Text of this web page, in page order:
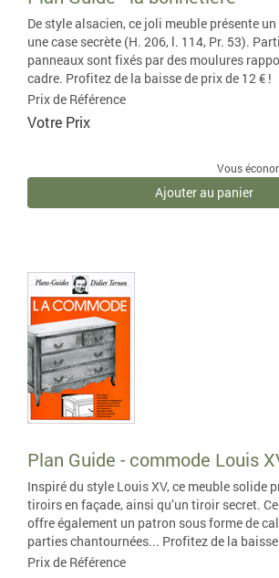
De style alsacien, ce joli meuble présente
une case secrète (H. 206, l. 114, Pr. 53).
panneaux sont fixés par des moulures
cadre. Profitez de la baisse de prix de 12 € !
Prix de Référence
Votre Prix
Vous
Ajouter au panier
Plan Guide - commode Louis
Inspiré du style Louis XV, ce meuble solide
tiroirs en façade, ainsi qu’un tiroir secret.
offre également un patron sous forme de
parties chantournées... Profitez de la baisse
Prix de Référence